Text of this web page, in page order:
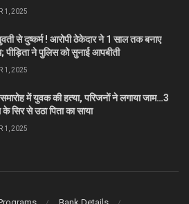
1, 2025
से दुष्कर्म ! आरोपी ठेकेदार ने 1 साल तक बनाए
पीड़िता ने पुलिस को सुनाई आपबीती
1, 2025
में युवक की हत्या, परिजनों ने लगाया जाम…3
सिर से उठा पिता का साया
1, 2025